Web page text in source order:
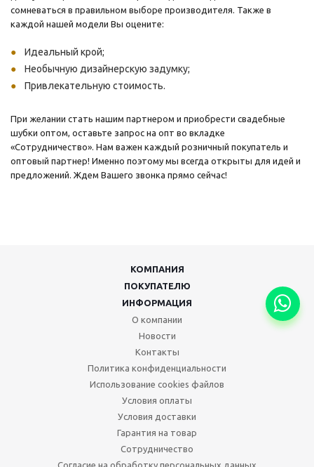
сомневаться в правильном выборе производителя. Также в
каждой нашей модели Вы оцените:
Идеальный крой;
Необычную дизайнерскую задумку;
Привлекательную стоимость.
При желании стать нашим партнером и приобрести свадебные
шубки оптом, оставьте запрос на опт во вкладке
«Сотрудничество». Нам важен каждый розничный покупатель и
оптовый партнер! Именно поэтому мы всегда открыты для идей и
предложений. Ждем Вашего звонка прямо сейчас!
КОМПАНИЯ
ПОКУПАТЕЛЮ
ИНФОРМАЦИЯ
О компании
Новости
Контакты
Политика конфиденциальности
Использование cookies файлов
Условия оплаты
Условия доставки
Гарантия на товар
Сотрудничество
Согласие на обработку персональных данных